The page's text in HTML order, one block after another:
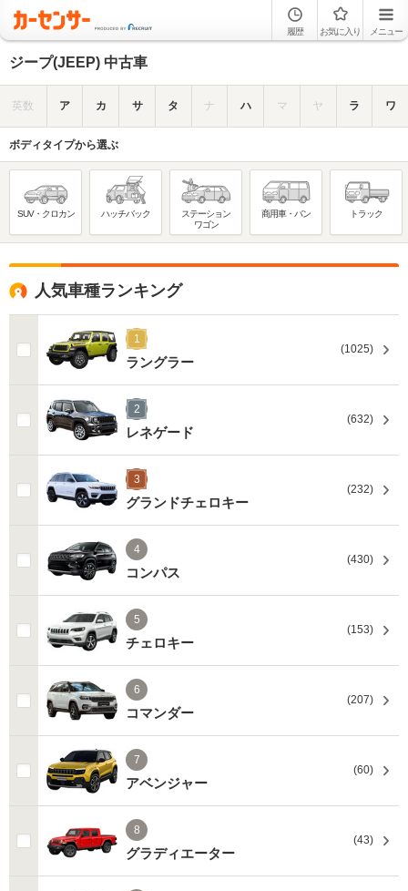
履歴 お気に入り メニュー
ジープ(JEEP) 中古車
英数 ア カ サ タ ナ ハ マ ヤ ラ ワ
ボディタイプから選ぶ
SUV・クロカン ハッチバック
ステーション
ワゴン
商用車・バン トラック
人気車種ランキング
1
ラングラー
(1025)
2
レネゲード
(632)
3
グランドチェロキー
(232)
4
コンパス
(430)
5
チェロキー
(153)
6
コマンダー
(207)
7
アベンジャー
(60)
8
グラディエーター
(43)